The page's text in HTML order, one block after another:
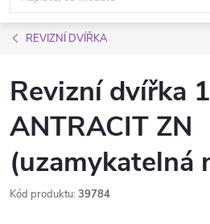
REVIZNÍ DVÍŘKA
Revizní dvířka
ANTRACIT ZN
(uzamykatelná
Kód produktu: 39784